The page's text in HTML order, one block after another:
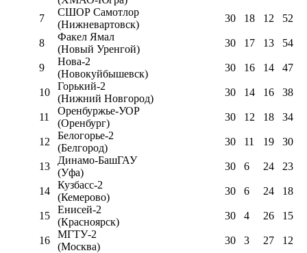
7
СШОР Самотлор
(Нижневартовск)
30 18 12 52
8
Факел Ямал
(Новый Уренгой)
30 17 13 54
9
Нова-2
(Новокуйбышевск)
30 16 14 47
10
Горький-2
(Нижний Новгород)
30 14 16 38
11
Оренбуржье-УОР
(Оренбург)
30 12 18 34
12
Белогорье-2
(Белгород)
30 11 19 30
13
Динамо-БашГАУ
(Уфа)
30 6 24 23
14
Кузбасс-2
(Кемерово)
30 6 24 18
15
Енисей-2
(Красноярск)
30 4 26 15
16
МГТУ-2
(Москва)
30 3 27 12